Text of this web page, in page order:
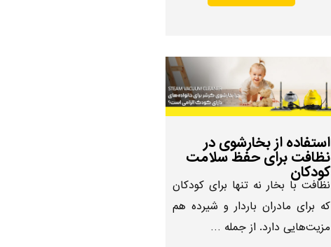
استفاده از بخارشوی در
نظافت برای حفظ سلامت
کودکان
نظافت با بخار نه تنها برای کودکان
که برای مادران باردار و شیرده هم
مزیت‌هایی دارد. از جمله …